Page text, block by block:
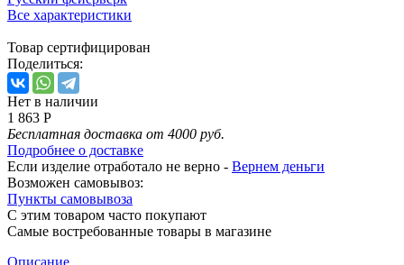
Все характеристики
Товар сертифицирован
Поделиться:
Нет в наличии
1 863 Р
Бесплатная доставка от 4000 руб.
Подробнее о доставке
Если изделие отработало не верно - Вернем деньги
Возможен самовывоз:
Пункты самовывоза
С этим товаром часто покупают
Самые востребованные товары в магазине
Описание